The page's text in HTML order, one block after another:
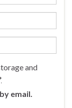
and
email.